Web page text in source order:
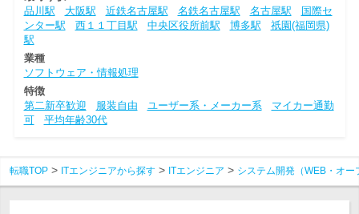
品川駅
大阪駅 近鉄名古屋駅 名鉄名古屋駅 名古屋駅
国際セ
ンター駅
西１１丁目駅 中央区役所前駅 博多駅
祇園(福岡県)
駅
業種
ソフトウェア・情報処理
特徴
第二新卒歓迎
服装自由 ユーザー系・メーカー系
マイカー通勤
可
平均年齢30代
転職TOP ITエンジニアから探す ITエンジニア システム開発（WEB・オ